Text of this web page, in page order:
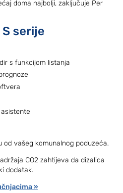
doma najbolji, zaključuje Per
serije
s funkcijom listanja
vašeg komunalnog poduzeća.
CO2 zahtijeva da dizalica
dodatak.
»